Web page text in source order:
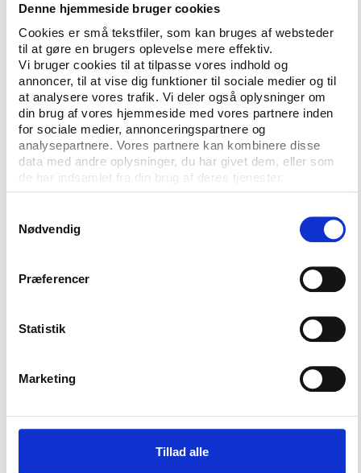
Denne hjemmeside bruger cookies
Cookies er små tekstfiler, som kan bruges af websteder
til at gøre en brugers oplevelse mere effektiv.
Vi bruger cookies til at tilpasse vores indhold og
annoncer, til at vise dig funktioner til sociale medier og til
at analysere vores trafik. Vi deler også oplysninger om
din brug af vores hjemmeside med vores partnere inden
for sociale medier, annonceringspartnere og
analysepartnere. Vores partnere kan kombinere disse
data med andre oplysninger, du har givet dem, eller som
de har indsamlet fra din brug af deres tjenester.
Nødvendig
Præferencer
Statistik
Marketing
Tillad alle
på, at dine svar kan blive brugt i
andre forskningsprojekter. Dette vil
ske i anonymiseret form og helt i
overensstemmelse med
databeskyttelseslovens regler for,
hvordan det må gøres.
Modtagere af
personoplysninger
Når dine oplysninger behandles til
forskningsformål, kan de ikke
anvendes til andre formål.
Eventuelle modtagere af dine
sker altid i overensstemmelse med
databeskyttelseslovens regler.
indsamlede personoplysninger hos
databehandleraftaler for at sikre, at
databeskyttelsesforordningen er
opfyldt, og at der alene handles
efter instruks.
Tidsperiode
Dine personoplysninger vil blive
opbevaret i op til fem år efter